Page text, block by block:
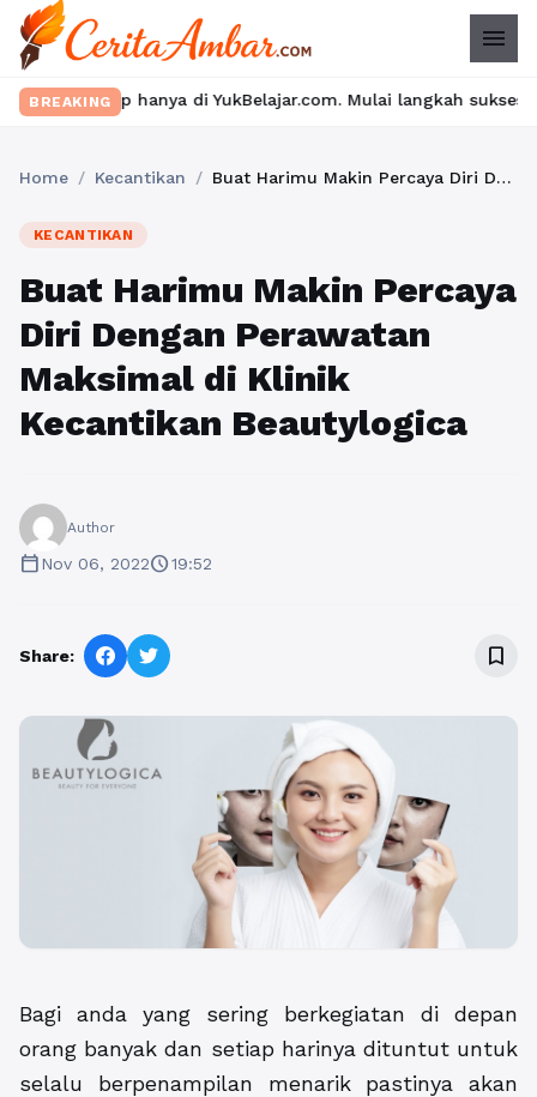
menu
BREAKINGdi YukBelajar.com. Mulai langkah suksesmu hari ini!
Home / Kecantikan / Buat Harimu Makin Percaya Diri Dengan Perawatan Maksimal di Klinik Kecantikan Beautylogica
KECANTIKAN
Buat Harimu Makin Percaya
Diri Dengan Perawatan
Maksimal di Klinik
Kecantikan Beautylogica
Author
calendar_todayNov 06, 2022schedule19:52
Share: bookmark_border
Bagi anda yang sering berkegiatan di depan
orang banyak dan setiap harinya dituntut untuk
selalu berpenampilan menarik pastinya akan